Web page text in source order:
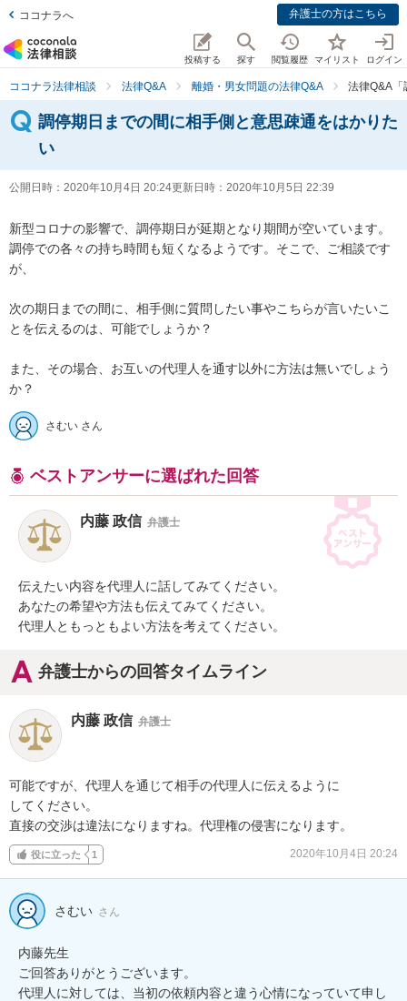
ココナラへ 弁護士の方はこちら
投稿する 探す 閲覧履歴 マイリスト ログイン
ココナラ法律相談 法律Q&A 離婚・男女問題の法律Q&A 法律Q&A
調停期日までの間に相手側と意思疎通をはかりた
い
公開日時： 2020年10月4日 20:24更新日時： 2020年10月5日 22:39
新型コロナの影響で、調停期日が延期となり期間が空いています。
調停での各々の持ち時間も短くなるようです。そこで、ご相談です
が、
次の期日までの間に、相手側に質問したい事やこちらが言いたいこ
とを伝えるのは、可能でしょうか？
また、その場合、お互いの代理人を通す以外に方法は無いでしょう
か？
さむい さん
ベストアンサーに選ばれた回答
内藤 政信 弁護士
伝えたい内容を代理人に話してみてください。
あなたの希望や方法も伝えてみてください。
代理人ともっともよい方法を考えてください。
弁護士からの回答タイムライン
内藤 政信 弁護士
可能ですが、代理人を通じて相手の代理人に伝えるように
してください。
直接の交渉は違法になりますね。代理権の侵害になります。
役に立った 1 2020年10月4日 20:24
さむい さん
内藤先生
ご回答ありがとうございます。
代理人に対しては、当初の依頼内容と違う心情になっていて申し